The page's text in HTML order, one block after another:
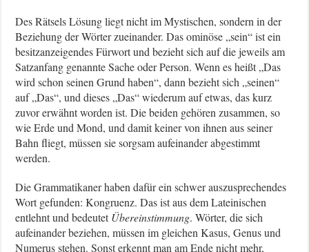
Des Rätsels Lösung liegt nicht im Mystischen, sondern in der
Beziehung der Wörter zueinander. Das ominöse „sein“ ist ein
besitzanzeigendes Fürwort und bezieht sich auf die jeweils am
Satzanfang genannte Sache oder Person. Wenn es heißt „Das
wird schon seinen Grund haben“, dann bezieht sich „seinen“
auf „Das“, und dieses „Das“ wiederum auf etwas, das kurz
zuvor erwähnt worden ist. Die beiden gehören zusammen, so
wie Erde und Mond, und damit keiner von ihnen aus seiner
Bahn fliegt, müssen sie sorgsam aufeinander abgestimmt
werden.
Die Grammatikaner haben dafür ein schwer auszusprechendes
Wort gefunden: Kongruenz. Das ist aus dem Lateinischen
entlehnt und bedeutetÜbereinstimmung. Wörter, die sich
aufeinander beziehen, müssen im gleichen Kasus, Genus und
Numerus stehen. Sonst erkennt man am Ende nicht mehr,